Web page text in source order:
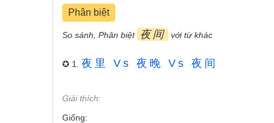
Phân biệt
So sánh, Phân biệt 夜间 với từ khác
✪ 1. 夜里 Vs 夜晚 Vs 夜间
Giải thích:
Giống: